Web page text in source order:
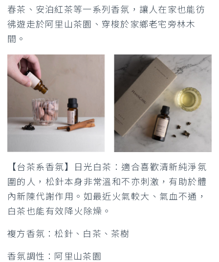
春茶、安泊紅茶等一系列香氛，讓人在家也能彷
彿遊走於阿里山茶園、穿梭於家鄉老宅旁林木
間。
【台茶系香氛】日光白茶：適合喜歡清新純淨氛
圍的人，松針本身非常溫和不亦刺激，有助於體
內新陳代謝作用。如最近火氣較大、氣血不通，
白茶也能有效降火除燥。
複方香氛：松針、白茶、茶樹
香氛調性：阿里山茶園